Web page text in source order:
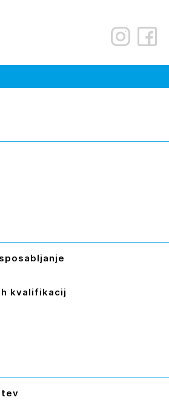
je namenjena le ZAPS
uporabnikom. Da lahko do nje
je potrebno prijaviti.
kvalifikacij